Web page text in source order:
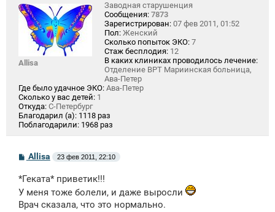
Allisa
Заводная старушенция
Сообщения: 7873
Зарегистрирован: 07 фев 2011, 01:52
Пол: Женский
Сколько попыток ЭКО: 7
Стаж бесплодия: 12
В каких клиниках проводилось лечение:
Отделение ВРТ Мариинская больница,
Ава-Петер
Где было удачное ЭКО: Ава-Петер
Сколько у вас детей: 1
Откуда: С-Петербург
Благодарил (а): 1118 раз
Поблагодарили: 1968 раз
С
б
щ
е
н
Allisa 23 фев 2011, 22:10
*Геката* приветик!!!
У меня тоже болели, и даже выросли
Врач сказала, что это нормально.